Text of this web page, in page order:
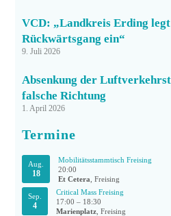
VCD: „Landkreis Erding
Rückwärtsgang ein“
9. Juli 2026
Absenkung der
falsche Richtung
1. April 2026
Termine
Aug.
18
Mobilitätsstammtisch Freising
20:00
Et Cetera , Freising
Sep.
4
Critical Mass Freising
17:00 – 18:30
Marienplatz , Freising